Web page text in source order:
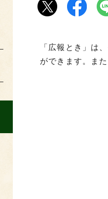
「広報とき」は
ができます。ま